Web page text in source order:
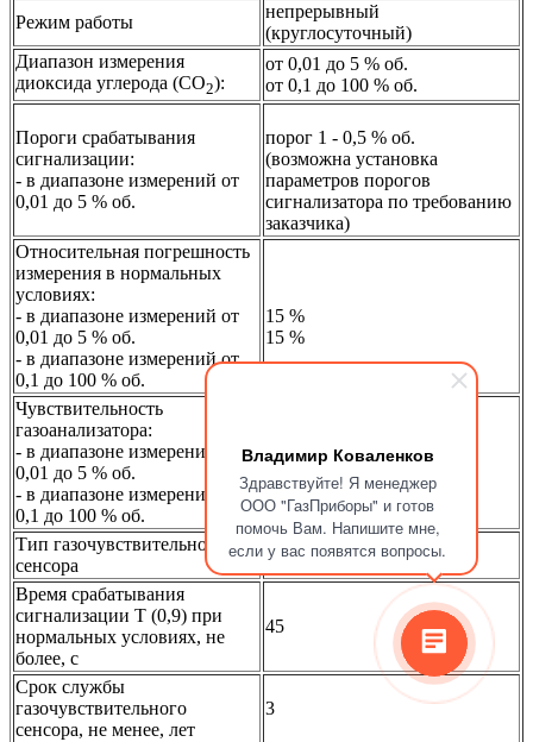
Владимир Коваленков
Здравствуйте! Я менеджер
ООО "ГазПриборы" и готов
помочь Вам. Напишите мне,
если у вас появятся вопросы.
Режим работы
непрерывный
(круглосуточный)
Диапазон измерения
диоксида углерода (CO2):
от 0,01 до 5 % об.
от 0,1 до 100 % об.
Пороги срабатывания
сигнализации:
- в диапазоне измерений от
0,01 до 5 % об.
порог 1 - 0,5 % об.
(возможна установка
параметров порогов
сигнализатора по требованию
заказчика)
Относительная погрешность
измерения в нормальных
условиях:
- в диапазоне измерений от
0,01 до 5 % об.
- в диапазоне измерений от
0,1 до 100 % об.
15 %
15 %
Чувствительность
газоанализатора:
- в диапазоне измерений от
0,01 до 5 % об.
- в диапазоне измерений от
0,1 до 100 % об.
0,01 % об.
0,1 % об.
Тип газочувствительного
сенсора
оптический
Время срабатывания
сигнализации Т (0,9) при
нормальных условиях, не
более, с
45
Срок службы
газочувствительного
сенсора, не менее, лет
3